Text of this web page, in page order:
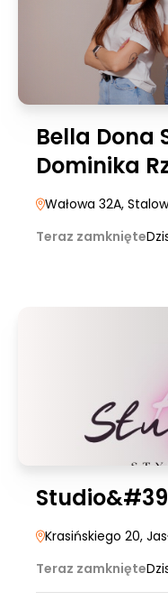
Bella Dona
Dominika
Wałowa 32A,
Teraz zamknięte
Krasińskiego 20,
Teraz zamknięte